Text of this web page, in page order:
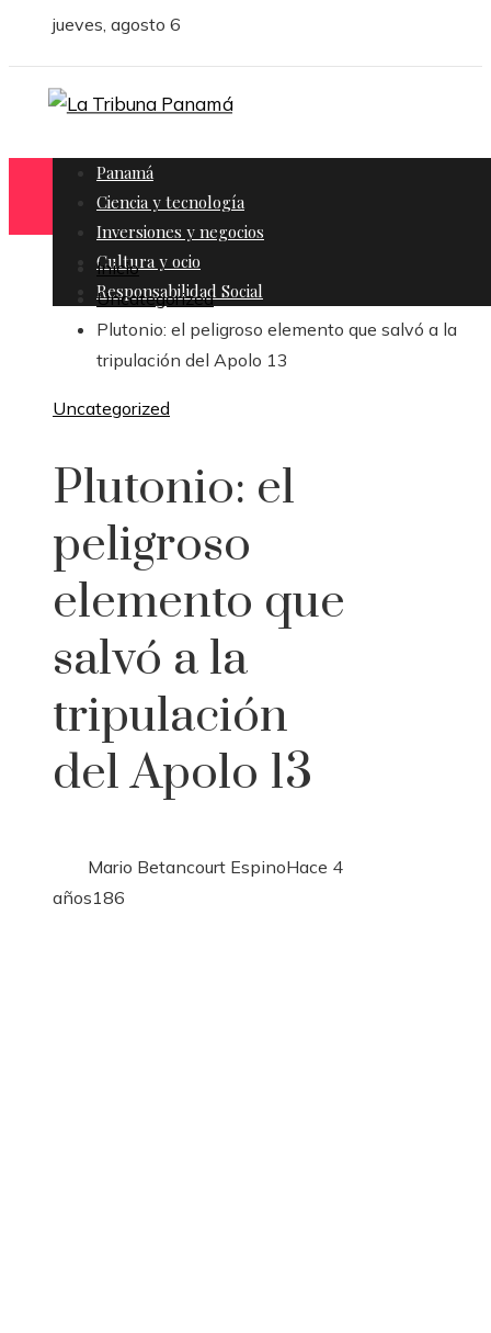
jueves, agosto 6
Panamá
Ciencia y tecnología
Inversiones y negocios
Cultura y ocio
Responsabilidad Social
Inicio
Uncategorized
Plutonio: el peligroso elemento que salvó a la
tripulación del Apolo 13
Uncategorized
Plutonio: el
peligroso
elemento que
salvó a la
tripulación
del Apolo 13
Mario Betancourt EspinoHace 4
años186